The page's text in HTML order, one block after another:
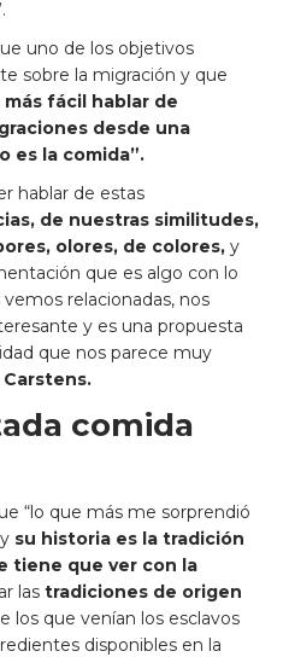
uno de los objetivos
sobre la migración y que
fácil hablar de
desde una
es la comida”.
hablar de estas
de nuestras similitudes,
olores, de colores, y
que es algo con lo
relacionadas, nos
y es una propuesta
que nos parece muy
comida
“lo que más me sorprendió
su historia es la tradición
tiene que ver con la
las tradiciones de origen
los que venían los esclavos
disponibles en la